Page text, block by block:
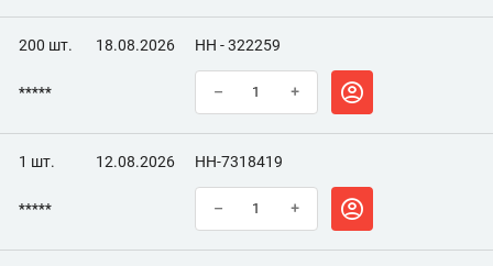
200 шт. 18.08.2026 НН - 322259
***** – +
1 шт. 12.08.2026 НН-7318419
***** – +